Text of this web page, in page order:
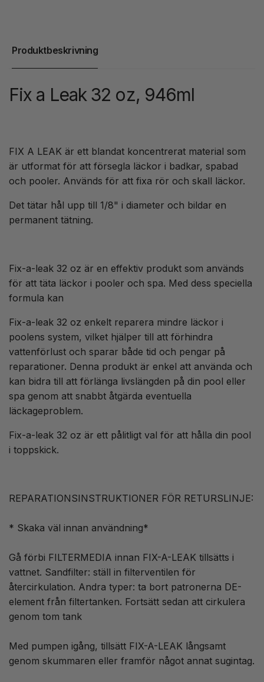
Produktbeskrivning
Fix a Leak 32 oz, 946ml
FIX A LEAK är ett blandat koncentrerat material som
är utformat för att försegla läckor i badkar, spabad
och pooler. Används för att fixa rör och skall läckor.
Det tätar hål upp till 1/8" i diameter och bildar en
permanent tätning.
Fix-a-leak 32 oz är en effektiv produkt som används
för att täta läckor i pooler och spa. Med dess speciella
formula kan
Fix-a-leak 32 oz enkelt reparera mindre läckor i
poolens system, vilket hjälper till att förhindra
vattenförlust och sparar både tid och pengar på
reparationer. Denna produkt är enkel att använda och
kan bidra till att förlänga livslängden på din pool eller
spa genom att snabbt åtgärda eventuella
läckageproblem.
Fix-a-leak 32 oz är ett pålitligt val för att hålla din pool
i toppskick.
REPARATIONSINSTRUKTIONER FÖR RETURSLINJE:
* Skaka väl innan användning*
Gå förbi FILTERMEDIA innan FIX-A-LEAK tillsätts i
vattnet. Sandfilter: ställ in filterventilen för
återcirkulation. Andra typer: ta bort patronerna DE-
element från filtertanken. Fortsätt sedan att cirkulera
genom tom tank
Med pumpen igång, tillsätt FIX-A-LEAK långsamt
genom skummaren eller framför något annat sugintag.